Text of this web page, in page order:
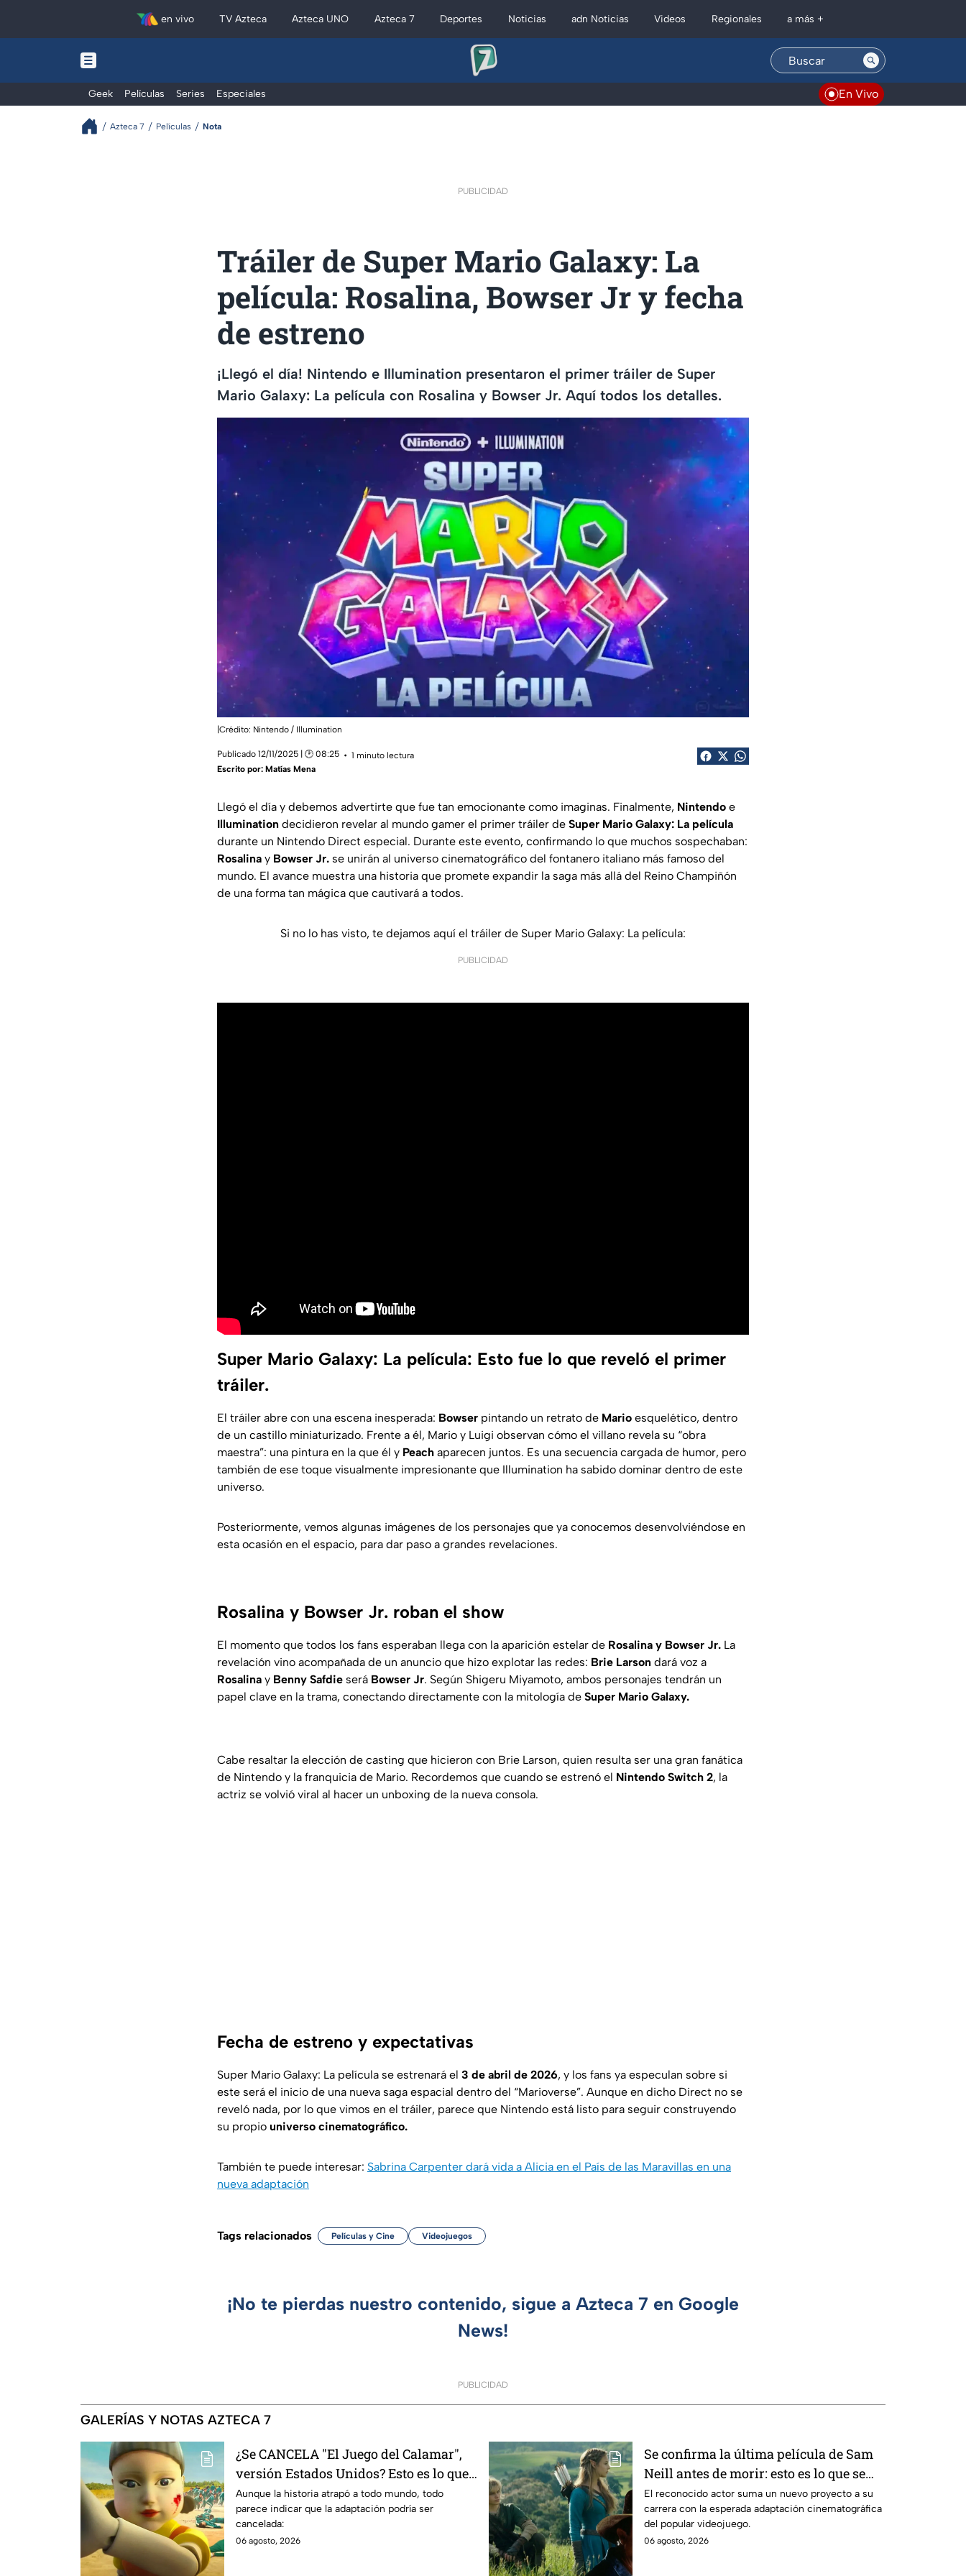
en vivo TV Azteca Azteca UNO Azteca 7 Deportes Noticias adn Noticias Videos Regionales a más +
Geek Películas Series Especiales En Vivo
Azteca 7 Películas Nota
PUBLICIDAD
Tráiler de Super Mario Galaxy: La
película: Rosalina, Bowser Jr y fecha
de estreno
¡Llegó el día! Nintendo e Illumination presentaron el primer tráiler de Super
Mario Galaxy: La película con Rosalina y Bowser Jr. Aquí todos los detalles.
|Crédito: Nintendo / Illumination
Publicado 12/11/2025 | 🕑 08:25
1 minuto lectura
Escrito por: Matías Mena
Llegó el día y debemos advertirte que fue tan emocionante como imaginas. Finalmente, Nintendo e
Illumination decidieron revelar al mundo gamer el primer tráiler de Super Mario Galaxy: La película
durante un Nintendo Direct especial. Durante este evento, confirmando lo que muchos sospechaban:
Rosalina y Bowser Jr. se unirán al universo cinematográfico del fontanero italiano más famoso del
mundo. El avance muestra una historia que promete expandir la saga más allá del Reino Champiñón
de una forma tan mágica que cautivará a todos.
Si no lo has visto, te dejamos aquí el tráiler de Super Mario Galaxy: La película:
PUBLICIDAD
Super Mario Galaxy: La película: Esto fue lo que reveló el primer
tráiler.
El tráiler abre con una escena inesperada: Bowser pintando un retrato de Mario esquelético, dentro
de un castillo miniaturizado. Frente a él, Mario y Luigi observan cómo el villano revela su “obra
maestra”: una pintura en la que él y Peach aparecen juntos. Es una secuencia cargada de humor, pero
también de ese toque visualmente impresionante que Illumination ha sabido dominar dentro de este
universo.
Posteriormente, vemos algunas imágenes de los personajes que ya conocemos desenvolviéndose en
esta ocasión en el espacio, para dar paso a grandes revelaciones.
Rosalina y Bowser Jr. roban el show
El momento que todos los fans esperaban llega con la aparición estelar de Rosalina y Bowser Jr. La
revelación vino acompañada de un anuncio que hizo explotar las redes: Brie Larson dará voz a
Rosalina y Benny Safdie será Bowser Jr. Según Shigeru Miyamoto, ambos personajes tendrán un
papel clave en la trama, conectando directamente con la mitología de Super Mario Galaxy.
Cabe resaltar la elección de casting que hicieron con Brie Larson, quien resulta ser una gran fanática
de Nintendo y la franquicia de Mario. Recordemos que cuando se estrenó el Nintendo Switch 2, la
actriz se volvió viral al hacer un unboxing de la nueva consola.
Fecha de estreno y expectativas
Super Mario Galaxy: La película se estrenará el 3 de abril de 2026, y los fans ya especulan sobre si
este será el inicio de una nueva saga espacial dentro del “Marioverse”. Aunque en dicho Direct no se
reveló nada, por lo que vimos en el tráiler, parece que Nintendo está listo para seguir construyendo
su propio universo cinematográfico.
También te puede interesar: Sabrina Carpenter dará vida a Alicia en el País de las Maravillas en una
nueva adaptación
Tags relacionados Películas y Cine Videojuegos
¡No te pierdas nuestro contenido, sigue a Azteca 7 en Google
News!
PUBLICIDAD
GALERÍAS Y NOTAS AZTECA 7
¿Se CANCELA "El Juego del Calamar",
versión Estados Unidos? Esto es lo que
se sabe al momento
Aunque la historia atrapó a todo mundo, todo
parece indicar que la adaptación podría ser
cancelada:
06 agosto, 2026
Se confirma la última película de Sam
Neill antes de morir: esto es lo que se
sabe hasta ahora
El reconocido actor suma un nuevo proyecto a su
carrera con la esperada adaptación cinematográfica
del popular videojuego.
06 agosto, 2026